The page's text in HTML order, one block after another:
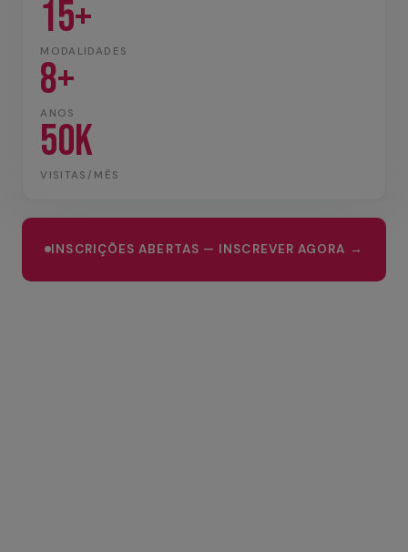
15+
MODALIDADES
8+
ANOS
50K
VISITAS/MÊS
INSCRIÇÕES ABERTAS — INSCREVER AGORA →